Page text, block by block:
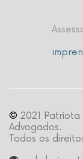
© 2021
Advogados.
Todos os